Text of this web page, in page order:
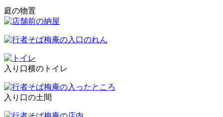
庭の物置
入り口横のトイレ
入り口の土間